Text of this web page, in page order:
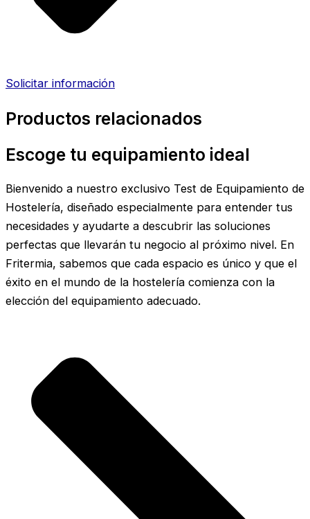
Solicitar información
Productos relacionados
Escoge tu equipamiento ideal
Bienvenido a nuestro exclusivo Test de Equipamiento de
Hostelería, diseñado especialmente para entender tus
necesidades y ayudarte a descubrir las soluciones
perfectas que llevarán tu negocio al próximo nivel. En
Fritermia, sabemos que cada espacio es único y que el
éxito en el mundo de la hostelería comienza con la
elección del equipamiento adecuado.